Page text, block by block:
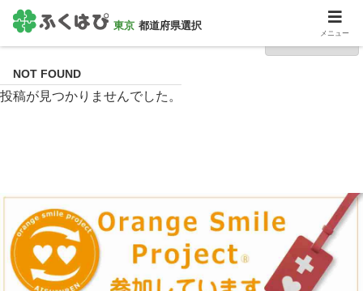
渋谷区
NOT FOUND
投稿が見つかりませんでした。
東京 都道府県選択
メニュー